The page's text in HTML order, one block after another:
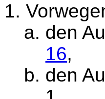
den
16,
den